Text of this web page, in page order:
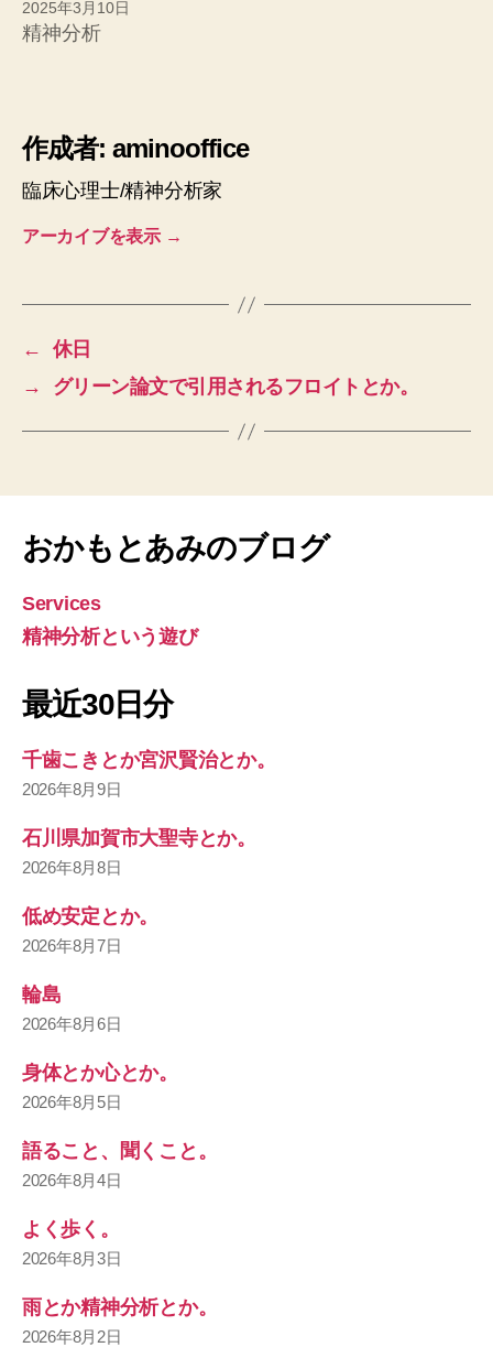
2025年3月10日
精神分析
作成者: aminooffice
臨床心理士/精神分析家
アーカイブを表示 →
←
休日
→
グリーン論文で引用されるフロイトとか。
おかもとあみのブログ
Services
精神分析という遊び
最近30日分
千歯こきとか宮沢賢治とか。
2026年8月9日
石川県加賀市大聖寺とか。
2026年8月8日
低め安定とか。
2026年8月7日
輪島
2026年8月6日
身体とか心とか。
2026年8月5日
語ること、聞くこと。
2026年8月4日
よく歩く。
2026年8月3日
雨とか精神分析とか。
2026年8月2日